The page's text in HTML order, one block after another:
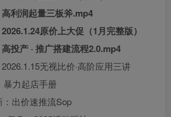
利润起量三板斧.mp4
原价上大促（1月完整版）
投产 · 推广搭建流程2.0.mp4
无视比价·高阶应用三讲
暴力起店手册
出价速推流Sop